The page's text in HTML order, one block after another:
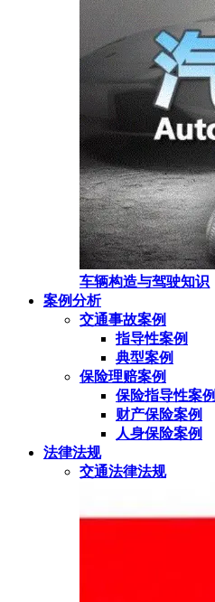
车辆构造与驾驶知识
案例分析
交通事故案例
指导性案例
典型案例
保险理赔案例
保险指导性案例
财产保险案例
人身保险案例
法律法规
交通法律法规